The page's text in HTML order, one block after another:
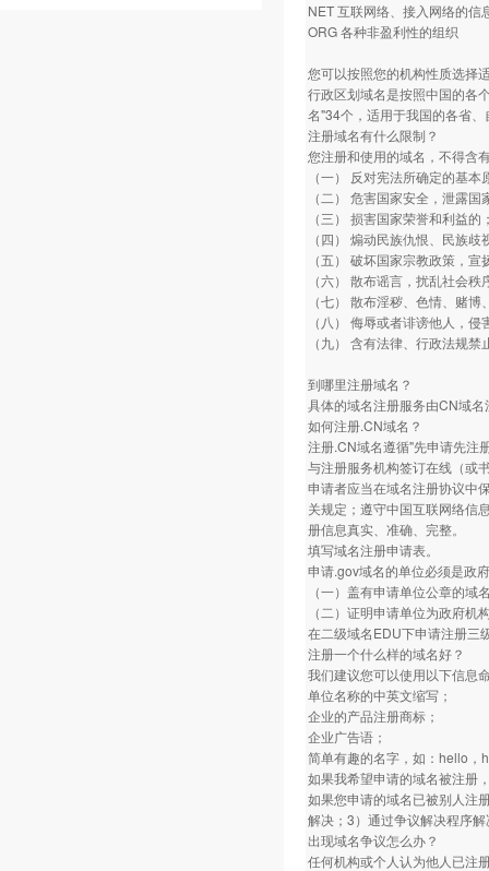
NET 互联网络、接入网络的
ORG 各种非盈利性的组织
您可以按照您的机构性质选择
行政区划域名是按照中国的各
名"34个，适用于我国的各省
注册域名有什么限制？
您注册和使用的域名，不得含
（一） 反对宪法所确定的基本
（二） 危害国家安全，泄露
（三） 损害国家荣誉和利益的
（四） 煽动民族仇恨、民族
（五） 破坏国家宗教政策，
（六） 散布谣言，扰乱社会
（七） 散布淫秽、色情、赌
（八） 侮辱或者诽谤他人，
（九） 含有法律、行政法规
到哪里注册域名？
具体的域名注册服务由CN域
如何注册.CN域名？
注册.CN域名遵循"先申请先注
与注册服务机构签订在线（或
申请者应当在域名注册协议中
关规定；遵守中国互联网络信
册信息真实、准确、完整。
填写域名注册申请表。
申请.gov域名的单位必须是政
（一）盖有申请单位公章的域
（二）证明申请单位为政府机
在二级域名EDU下申请注册三
注册一个什么样的域名好？
我们建议您可以使用以下信息
单位名称的中英文缩写；
企业的产品注册商标；
企业广告语；
简单有趣的名字，如：hello
如果我希望申请的域名被注册
如果您申请的域名已被别人注
解决；3）通过争议解决程序解
出现域名争议怎么办？
任何机构或个人认为他人已注